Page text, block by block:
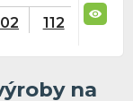
112
na